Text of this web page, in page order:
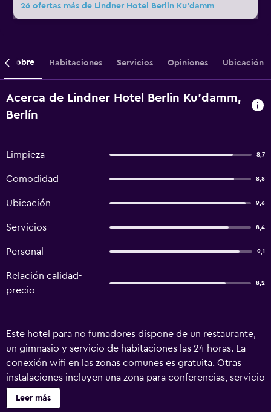
26 ofertas más de Lindner Hotel Berlin Ku'damm
Sobre Habitaciones Servicios Opiniones Ubicación
Acerca de Lindner Hotel Berlin Ku'damm,
Berlín
Limpieza 8,7
Comodidad 8,8
Ubicación 9,6
Servicios 8,4
Personal 9,1
Relación calidad-
precio
8,2
Este hotel para no fumadores dispone de un restaurante,
un gimnasio y servicio de habitaciones las 24 horas. La
conexión wifi en las zonas comunes es gratuita. Otras
instalaciones incluyen una zona para conferencias, servicio
de tintorería y lavandería. Lindner Hotel Berlin Ku’damm,
part of JdV by Hyatt ofrece 146 alojamientos con caja
Leer más